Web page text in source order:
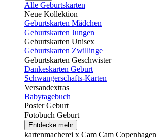
Alle Geburtskarten
Neue Kollektion
Geburtskarten Mädchen
Geburtskarten Jungen
Geburtskarten Unisex
Geburtskarten Zwillinge
Geburtskarten Geschwister
Dankeskarten Geburt
Schwangerschafts-Karten
Versandextras
Babytagebuch
Poster Geburt
Fotobuch Geburt
Entdecke mehr
kartenmacherei x Cam Cam Copenhagen